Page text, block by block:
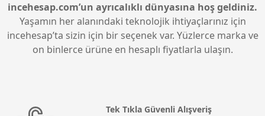
incehesap.com’un ayrıcalıklı dünyasına hoş geldiniz.
Yaşamın her alanındaki teknolojik ihtiyaçlarınız için
incehesap’ta sizin için bir seçenek var. Yüzlerce marka ve
on binlerce ürüne en hesaplı fiyatlarla ulaşın.
Tek Tıkla Güvenli Alışveriş